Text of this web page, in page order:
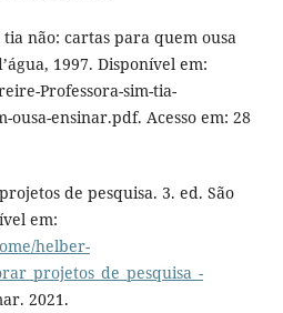
tia não: cartas para quem ousa
1997. Disponível em:
Professora-sim-tia-
ousa-ensinar.pdf. Acesso em: 28
de pesquisa. 3. ed. São
em:
helber-
2021.